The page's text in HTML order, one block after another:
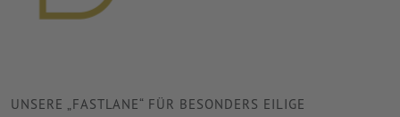
UNSERE „FASTLANE“ FÜR BESONDERS EILIGE